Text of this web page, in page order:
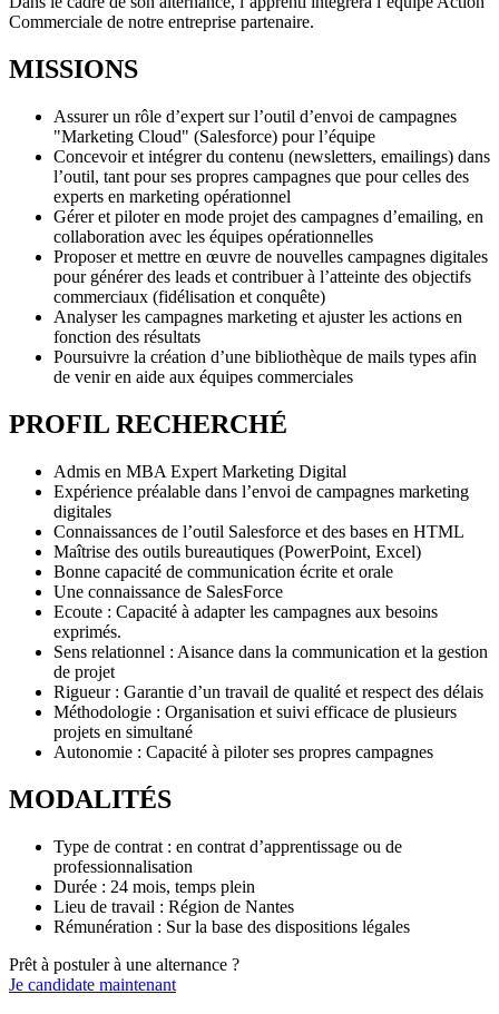
Commerciale de notre entreprise partenaire.
MISSIONS
Assurer un rôle d’expert sur l’outil d’envoi de campagnes
"Marketing Cloud" (Salesforce) pour l’équipe
Concevoir et intégrer du contenu (newsletters, emailings) dans
l’outil, tant pour ses propres campagnes que pour celles des
experts en marketing opérationnel
Gérer et piloter en mode projet des campagnes d’emailing, en
collaboration avec les équipes opérationnelles
Proposer et mettre en œuvre de nouvelles campagnes digitales
pour générer des leads et contribuer à l’atteinte des objectifs
commerciaux (fidélisation et conquête)
Analyser les campagnes marketing et ajuster les actions en
fonction des résultats
Poursuivre la création d’une bibliothèque de mails types afin
de venir en aide aux équipes commerciales
PROFIL RECHERCHÉ
Admis en MBA Expert Marketing Digital
Expérience préalable dans l’envoi de campagnes marketing
digitales
Connaissances de l’outil Salesforce et des bases en HTML
Maîtrise des outils bureautiques (PowerPoint, Excel)
Bonne capacité de communication écrite et orale
Une connaissance de SalesForce
Ecoute : Capacité à adapter les campagnes aux besoins
exprimés.
Sens relationnel : Aisance dans la communication et la gestion
de projet
Rigueur : Garantie d’un travail de qualité et respect des délais
Méthodologie : Organisation et suivi efficace de plusieurs
projets en simultané
Autonomie : Capacité à piloter ses propres campagnes
MODALITÉS
Type de contrat : en contrat d’apprentissage ou de
professionnalisation
Durée : 24 mois, temps plein
Lieu de travail : Région de Nantes
Rémunération : Sur la base des dispositions légales
Prêt à postuler à une alternance ?
Je candidate maintenant